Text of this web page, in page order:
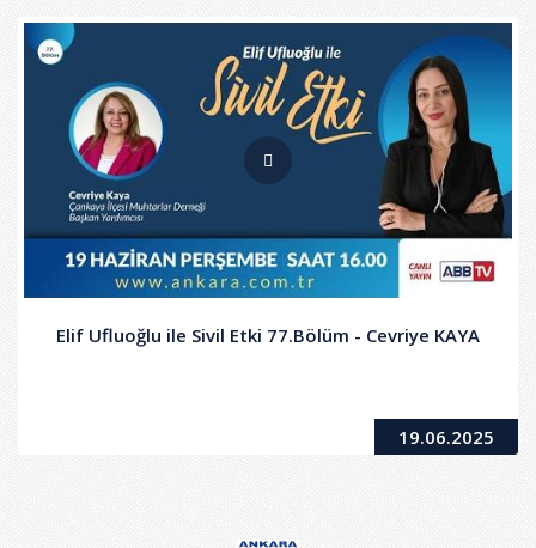
Elif Ufluoğlu ile Sivil Etki 77.Bölüm - Cevriye KAYA
19.06.2025